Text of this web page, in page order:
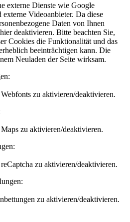
externe Dienste wie Google
Videoanbieter. Da diese
Daten von Ihnen
deaktivieren. Bitte beachten Sie,
Cookies die Funktionalität und das
beeinträchtigen kann. Die
Neuladen der Seite wirksam.
zu aktivieren/deaktivieren.
zu aktivieren/deaktivieren.
zu aktivieren/deaktivieren.
zu aktivieren/deaktivieren.